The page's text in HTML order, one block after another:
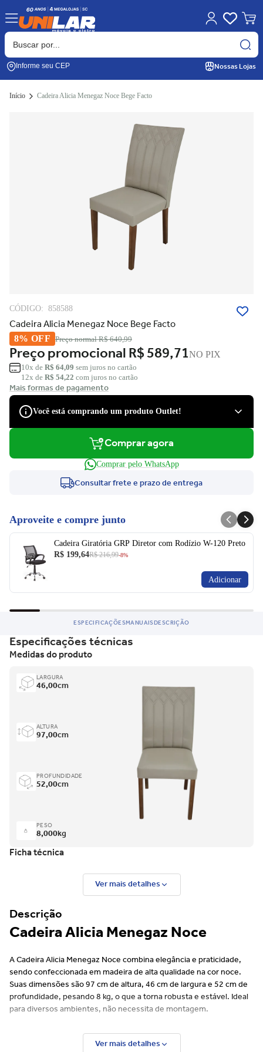
Informe seu CEP Nossas Lojas
Início Cadeira Alicia Menegaz Noce Bege Facto
CÓDIGO: 858588
Cadeira Alicia Menegaz Noce Bege Facto
8% OFF Preço normalR$ 640,99
Preço promocionalR$ 589,71NO PIX
10x de R$ 64,09 sem juros no cartão
12x de R$ 54,22 com juros no cartão
Mais formas de pagamento
Você está comprando um produto Outlet!
São produtos com desconto de várias marcas, que podem apresentar
tiveram suas embalagens danificadas, ou serem apenas ponta de
estoque, não tendo nenhum dano.
fabricação.
Ficou com dúvida e não quer perder a oportunidade?
Entre em contato para saber mais do produto.
Comprar agora
Comprar pelo WhatsApp
Consultar frete e prazo de entrega
Aproveite e compre junto
Cadeira Giratória GRP Diretor com Rodízio W-120 Preto
R$ 199,64R$ 216,99-8%
Adicionar
ESPECIFICAÇÕESMANUAISDESCRIÇÃO
Especificações técnicas
Medidas do produto
LARGURA
46,00cm
ALTURA
97,00cm
PROFUNDIDADE
52,00cm
PESO
8,000kg
Ficha técnica
Ver mais detalhes
Descrição
Cadeira Alicia Menegaz Noce
A Cadeira Alicia Menegaz Noce combina elegância e praticidade,
sendo confeccionada em madeira de alta qualidade na cor noce.
Suas dimensões são 97 cm de altura, 46 cm de largura e 52 cm de
profundidade, pesando 8 kg, o que a torna robusta e estável. Ideal
para diversos ambientes, não necessita de montagem.
Ver mais detalhes